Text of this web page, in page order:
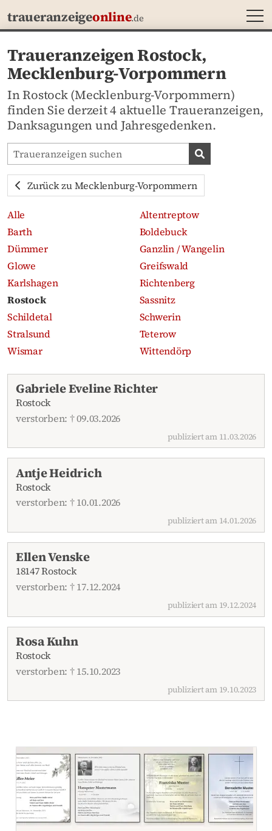
traueranzeigeonline.de
Traueranzeigen Rostock,
Mecklenburg-Vorpommern
In Rostock (Mecklenburg-Vorpommern)
finden Sie derzeit 4 aktuelle Traueranzeigen,
Danksagungen und Jahresgedenken.
Traueranzeigen-Portal durchsuchen
Zurück zu Mecklenburg-Vorpommern
Alle
Altentreptow
Barth
Boldebuck
Dümmer
Ganzlin / Wangelin
Glowe
Greifswald
Karlshagen
Richtenberg
Rostock
Sassnitz
Schildetal
Schwerin
Stralsund
Teterow
Wismar
Wittendörp
Aktuelle Traueranzeigen
Gabriele Eveline Richter
Rostock
verstorben: † 09.03.2026
publiziert am 11.03.2026
Antje Heidrich
Rostock
verstorben: † 10.01.2026
publiziert am 14.01.2026
Ellen Venske
18147 Rostock
verstorben: † 17.12.2024
publiziert am 19.12.2024
Rosa Kuhn
Rostock
verstorben: † 15.10.2023
publiziert am 19.10.2023